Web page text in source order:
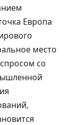
Европа
место
со